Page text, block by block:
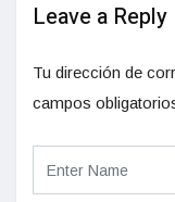
Leave a Reply
Tu dirección de
campos